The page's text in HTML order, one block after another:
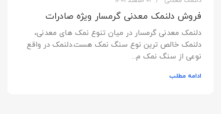
فروش دلنمک معدنی گرمسار ویژه صادرات
دلنمک معدنی گرمسار در میان تنوع نمک های معدنی،
دلنمک خالص ترین نوع سنگ نمک هست.دلنمک در واقع
نوعی از سنگ نمک م...
ادامه مطلب